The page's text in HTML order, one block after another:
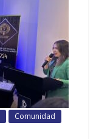
Comunidad